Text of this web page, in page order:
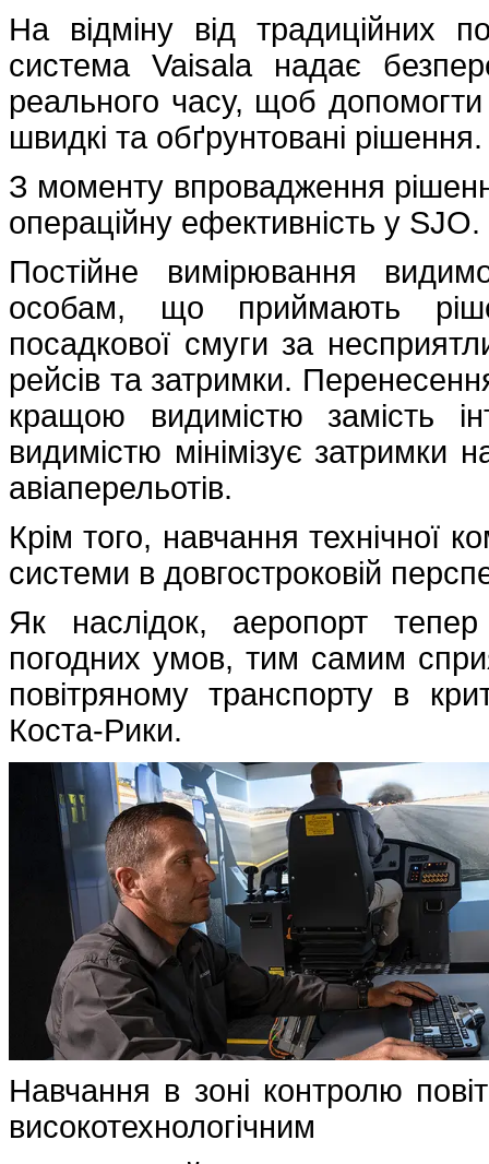
На відміну від традиційних
система Vaisala надає
реального часу, щоб
швидкі та обґрунтовані рішення.
З моменту впровадження
операційну ефективність у SJO.
Постійне вимірювання
особам, що приймають
посадкової смуги за
рейсів та затримки.
кращою видимістю замість
видимістю мінімізує
авіаперельотів.
Крім того, навчання технічної
системи в довгостроковій
Як наслідок, аеропорт
погодних умов, тим самим
повітряному транспорту в
Коста-Рики.
Навчання в зоні контролю
високотехнологічним